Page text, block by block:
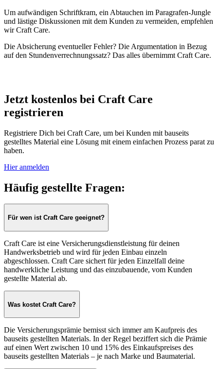
Um aufwändigen Schriftkram, ein Abtauchen im Paragrafen-Jungle
und lästige Diskussionen mit dem Kunden zu vermeiden, empfehlen
wir Craft Care.
Die Absicherung eventueller Fehler? Die Argumentation in Bezug
auf den Stundenverrechnungssatz? Das alles übernimmt Craft Care.
Jetzt kostenlos bei Craft Care
registrieren
Registriere Dich bei Craft Care, um bei Kunden mit bauseits
gestelltes Material eine Lösung mit einem einfachen Prozess parat zu
haben.
Hier anmelden
Häufig gestellte Fragen:
Für wen ist Craft Care geeignet?
Craft Care ist eine Versicherungsdienstleistung für deinen
Handwerksbetrieb und wird für jeden Einbau einzeln
abgeschlossen. Craft Care sichert für jeden Einzelfall deine
handwerkliche Leistung und das einzubauende, vom Kunden
gestellte Material ab.
Was kostet Craft Care?
Die Versicherungsprämie bemisst sich immer am Kaufpreis des
bauseits gestellten Materials. In der Regel beziffert sich die Prämie
auf einen Wert zwischen 10 und 15% des Einkaufspreises des
bauseits gestellten Materials – je nach Marke und Baumaterial.